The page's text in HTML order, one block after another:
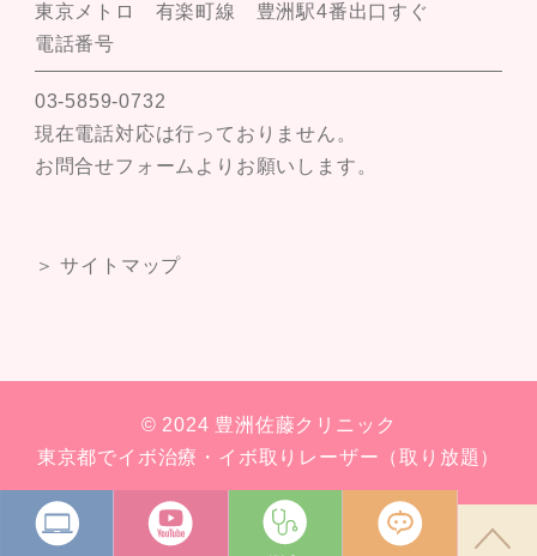
東京メトロ 有楽町線 豊洲駅4番出口すぐ
電話番号
03-5859-0732
現在電話対応は行っておりません。
お問合せフォームよりお願いします。
＞ サイトマップ
© 2024 豊洲佐藤クリニック
東京都でイボ治療・イボ取りレーザー（取り放題）